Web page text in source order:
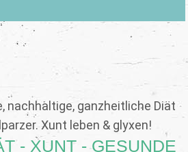
nachhaltige, ganzheitliche Diät
Xunt leben & glyxen!
- XUNT - GESUNDE